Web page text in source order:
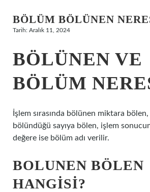
Hakkımızda
BÖLÜM BÖLÜNEN
Tarih: Aralık 11, 2024
BÖLÜNEN VE
BÖLÜM
İşlem sırasında bölünen miktara
bölündüğü sayıya bölen, işlem
değere ise bölüm adı verilir.
BOLUNEN BÖLEN
HANGISI?